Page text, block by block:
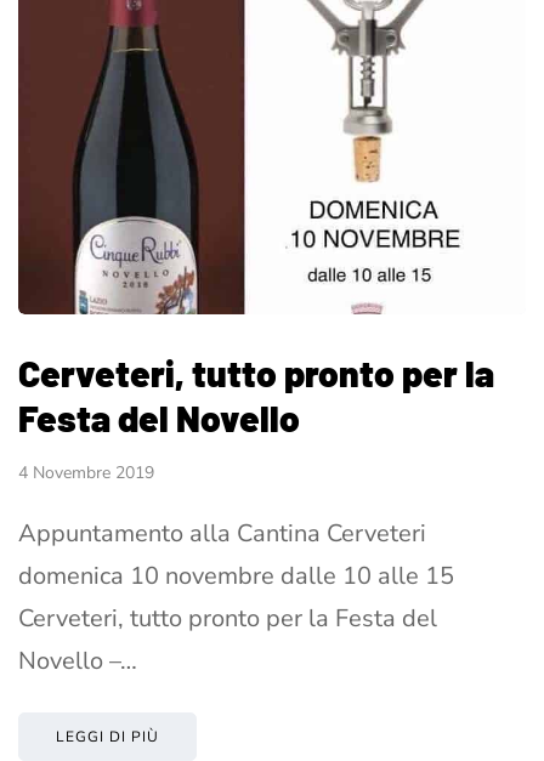
Cerveteri, tutto pronto per la
Festa del Novello
4 Novembre 2019
Appuntamento alla Cantina Cerveteri
domenica 10 novembre dalle 10 alle 15
Cerveteri, tutto pronto per la Festa del
Novello –…
LEGGI DI PIÙ